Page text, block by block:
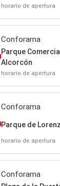
horario de apertura
Conforama
Parque
Alcorcón
horario de apertura
Conforama
Parque de
horario de apertura
Conforama